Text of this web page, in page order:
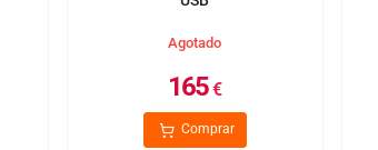
Agotado
165€
Comprar